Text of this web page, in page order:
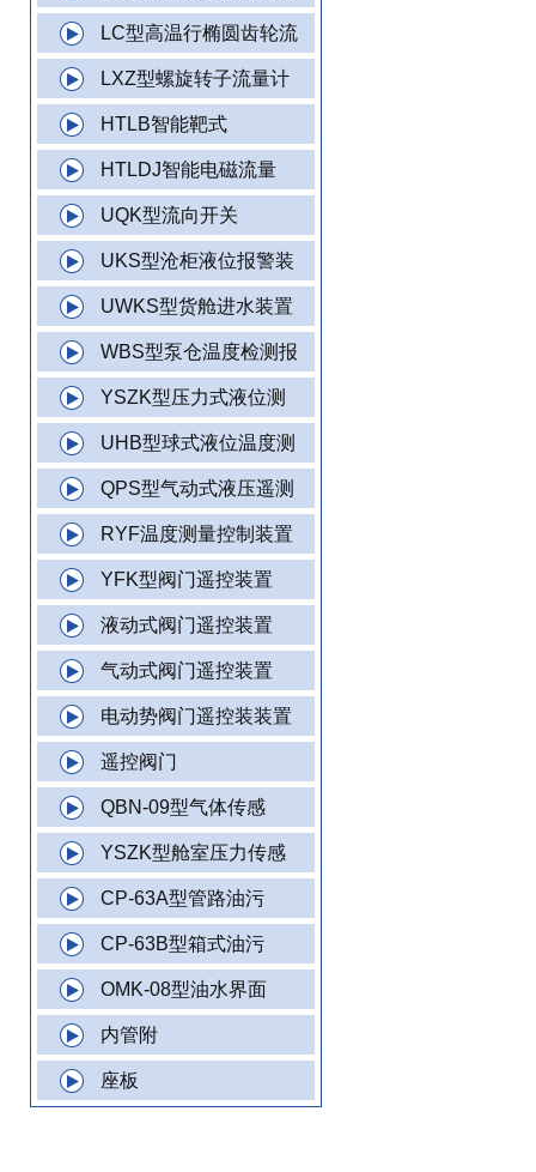
LC型高温行椭圆齿轮流
LXZ型螺旋转子流量计
HTLB智能靶式
HTLDJ智能电磁流量
UQK型流向开关
UKS型沧柜液位报警装
UWKS型货舱进水装置
WBS型泵仓温度检测报
YSZK型压力式液位测
UHB型球式液位温度测
QPS型气动式液压遥测
RYF温度测量控制装置
YFK型阀门遥控装置
液动式阀门遥控装置
气动式阀门遥控装置
电动势阀门遥控装装置
遥控阀门
QBN-09型气体传感
YSZK型舱室压力传感
CP-63A型管路油污
CP-63B型箱式油污
OMK-08型油水界面
内管附
座板